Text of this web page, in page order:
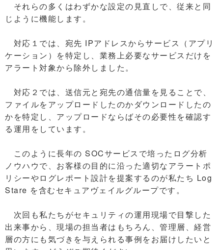
それらの多くはわずかな設定の見直しで、従来と同
じように機能します。
対応１では、宛先 IPアドレスからサービス（アプリ
ケーション）を特定し、業務上必要なサービスだけを
アラート対象から除外しました。
対応２では、送信元と宛先の通信量を見ることで、
ファイルをアップロードしたのかダウンロードしたの
かを特定し、アップロードならばその必要性を確認す
る運用をしています。
このように長年の SOCサービスで培ったログ分析
ノウハウで、お客様の目的に沿った適切なアラートポ
リシーやログレポート設計を提案するのが私たち Log
Stare を含むセキュアヴェイルグループです。
次回も私たちがセキュリティの運用現場で目撃した
出来事から、現場の担当者はもちろん、管理層、経営
層の方にも気づきを与えられる事例をお届けしたいと